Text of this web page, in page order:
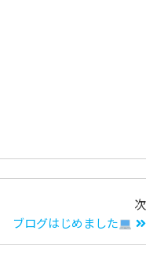
次
ブログはじめました